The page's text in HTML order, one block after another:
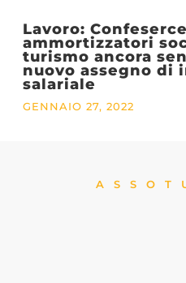
Lavoro:
ammortizzatori
turismo ancora
nuovo assegno di
salariale
GENNAIO 27, 2022